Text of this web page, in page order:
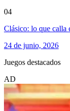
04
Clásico: lo que calla
24 de junio, 2026
Juegos destacados
AD